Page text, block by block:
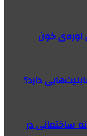
اوره‌ی خون
دارد؟
ساختمانی در